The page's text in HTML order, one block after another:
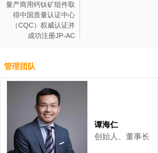
量产商用钙钛矿组件取
得中国质量认证中心
（CQC）权威认证并
成功注册JP-AC
谭海仁
创始人、董事长
管理团队